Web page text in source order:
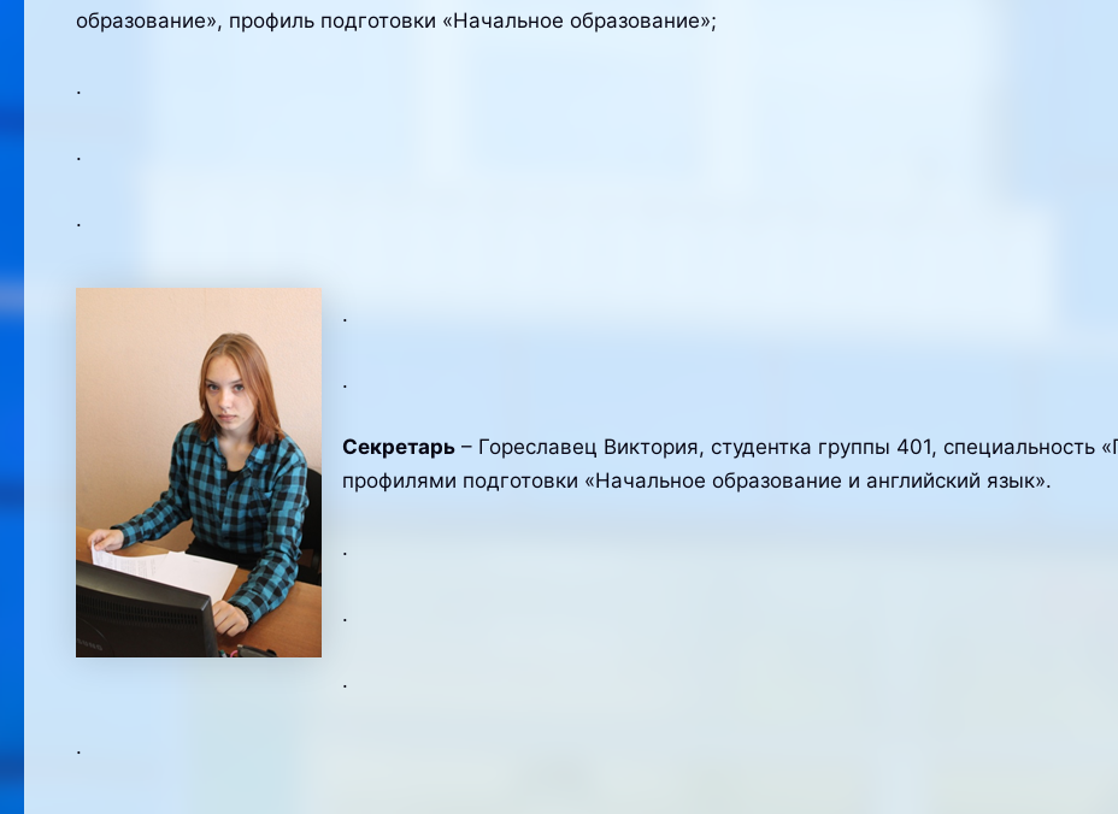
образование», профиль подготовки «Начальное образование»;
.
.
.
.
.
Секретарь– Гореславец Виктория, студентка группы 401, специальность
профилями подготовки «Начальное образование и английский язык».
.
.
.
.